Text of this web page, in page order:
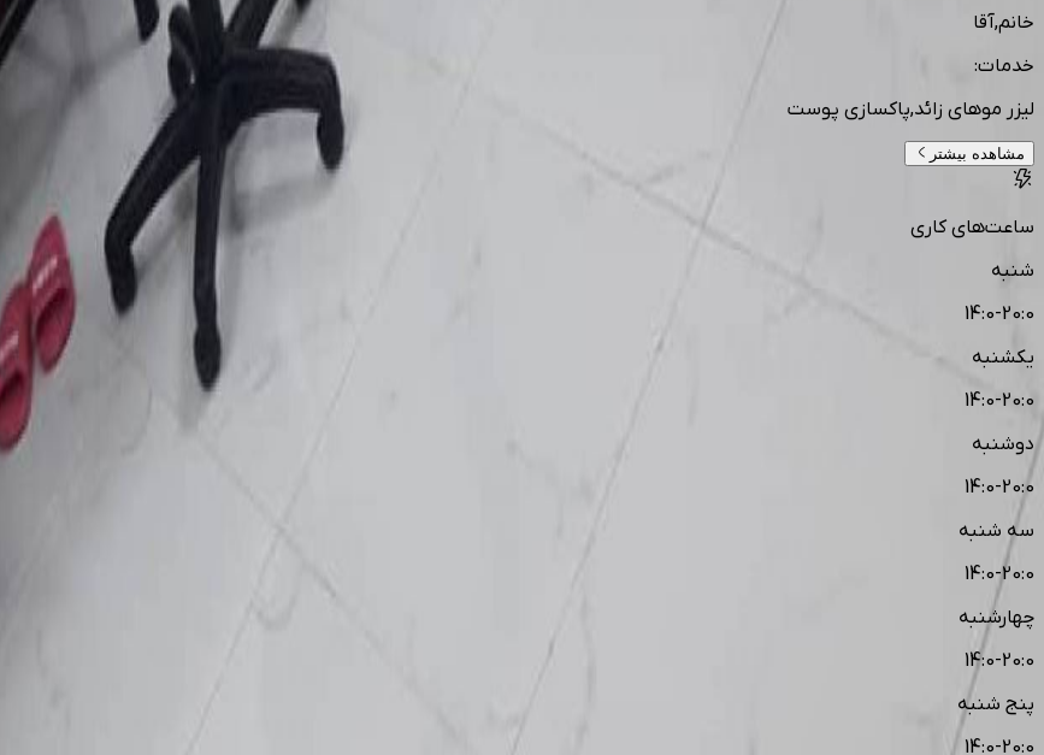
خانم,آقا
خدمات:
لیزر موهای زائد,پاکسازی پوست
مشاهده بیشتر
ساعت‌های کاری
شنبه
14:0-20:0
یکشنبه
14:0-20:0
دوشنبه
14:0-20:0
سه شنبه
14:0-20:0
چهارشنبه
14:0-20:0
پنج شنبه
14:0-20:0